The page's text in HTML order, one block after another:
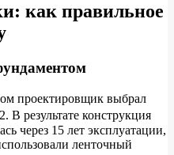
как правильное
проектировщик выбрал
В результате конструкция
через 15 лет эксплуатации,
ленточный